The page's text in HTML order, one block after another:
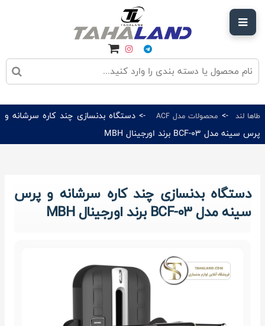
طاها لند -> محصولات مدل ACF
-> دستگاه بدنسازی چند کاره سرشانه و
پرس سینه مدل BCF-03 برند اورجینال MBH
دستگاه بدنسازی چند کاره سرشانه و پرس
سینه مدل BCF-03 برند اورجینال MBH